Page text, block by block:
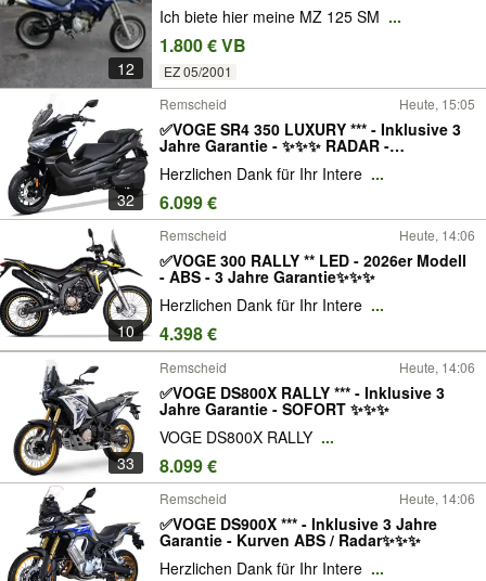
12
Ich biete hier meine MZ 125 SM ...
1.800 € VB
EZ 05/2001
32
Remscheid Heute, 15:05
✅VOGE SR4 350 LUXURY *** - Inklusive 3
Jahre Garantie - ✨✨✨ RADAR -
verstellbare Scheibe
Herzlichen Dank für Ihr Intere ...
6.099 €
10
Remscheid Heute, 14:06
✅VOGE 300 RALLY ** LED - 2026er Modell
- ABS - 3 Jahre Garantie✨✨✨
Herzlichen Dank für Ihr Intere ...
4.398 €
33
Remscheid Heute, 14:06
✅VOGE DS800X RALLY *** - Inklusive 3
Jahre Garantie - SOFORT ✨✨✨
VOGE DS800X RALLY ...
8.099 €
Remscheid Heute, 14:06
✅VOGE DS900X *** - Inklusive 3 Jahre
Garantie - Kurven ABS / Radar✨✨✨
Herzlichen Dank für Ihr Intere ...